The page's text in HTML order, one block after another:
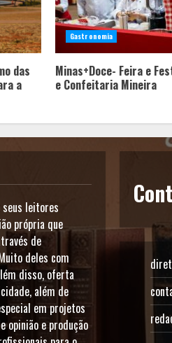
das
a
Gastronomia
Minas+Doce- Feira e
e Confeitaria Mineira
leitores
própria que
de
deles com
disso, oferta
além de
em projetos
opinião e produção